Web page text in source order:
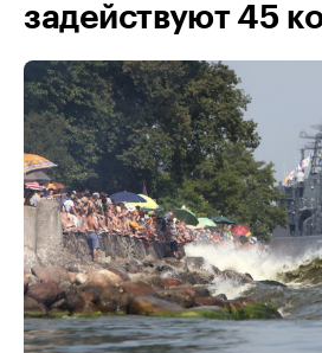
задействуют 45